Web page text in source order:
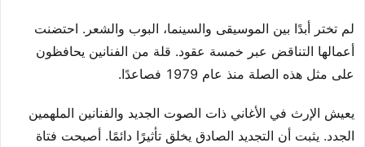
لم تختر أبدًا بين الموسيقى والسينما، البوب والشعر. احتضنت
أعمالها التناقض عبر خمسة عقود. قلة من الفنانين يحافظون
على مثل هذه الصلة منذ عام 1979 فصاعدًا.
يعيش الإرث في الأغاني ذات الصوت الجديد والفنانين الملهمين
الجدد. يثبت أن التجديد الصادق يخلق تأثيرًا دائمًا. أصبحت فتاة